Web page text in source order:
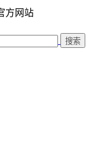
方网站
搜索